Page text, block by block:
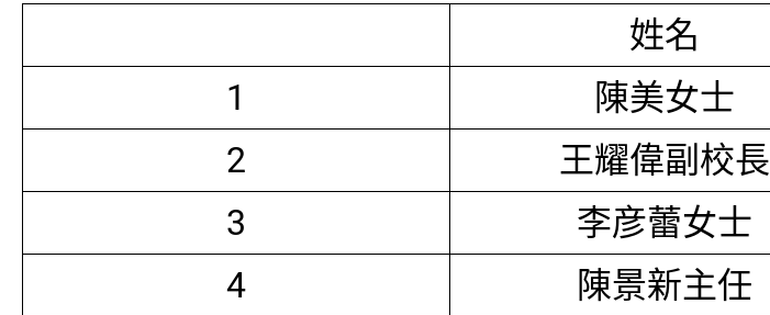
姓名
1
陳美女士
2
王耀偉副校長
3
李彦蕾女士
4
陳景新主任